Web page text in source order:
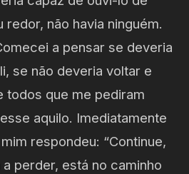
redor, não havia ninguém.
a pensar se deveria
se não deveria voltar e
todos que me pediram
aquilo. Imediatamente
respondeu: “Continue,
perder, está no caminho